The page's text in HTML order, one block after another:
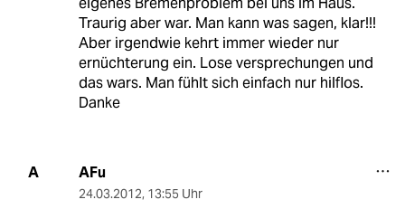
Traurig aber war. Man kann was sagen, klar!!!
Aber irgendwie kehrt immer wieder nur
ernüchterung ein. Lose versprechungen und
das wars. Man fühlt sich einfach nur hilflos.
Danke
A AFu
24.03.2012, 13:55 Uhr